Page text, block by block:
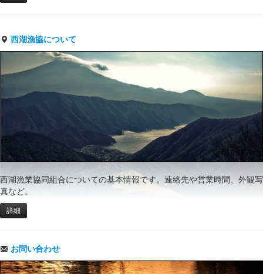
西湖漁協について
西湖漁業協同組合についての基本情報です。連絡先や営業時間、外観写
真など。
詳細
お問い合わせ